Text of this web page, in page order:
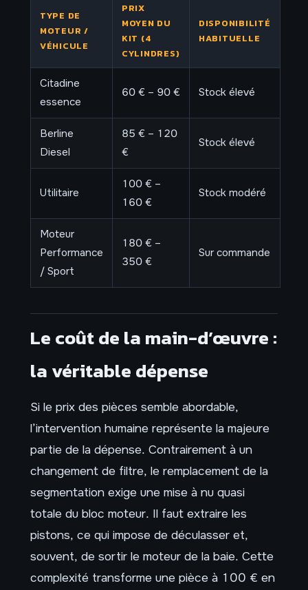
TYPE DE
MOTEUR /
VÉHICULE
PRIX
MOYEN DU
KIT (4
CYLINDRES)
DISPONIBILITÉ
HABITUELLE
Citadine
essence
60 € – 90 € Stock élevé
Berline
Diesel
85 € – 120
€
Stock élevé
Utilitaire
100 € –
160 €
Stock modéré
Moteur
Performance
/ Sport
180 € –
350 €
Sur commande
Le coût de la main-d’œuvre :
la véritable dépense
Si le prix des pièces semble abordable,
l’intervention humaine représente la majeure
partie de la dépense. Contrairement à un
changement de filtre, le remplacement de la
segmentation exige une mise à nu quasi
totale du bloc moteur. Il faut extraire les
pistons, ce qui impose de déculasser et,
souvent, de sortir le moteur de la baie. Cette
complexité transforme une pièce à 100 € en